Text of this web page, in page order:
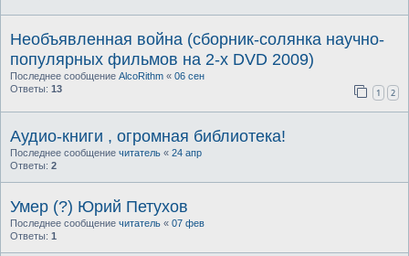
Необъявленная война (сборник-солянка научно-
популярных фильмов на 2-х DVD 2009)
Последнее сообщение AlcoRithm « 06 сен
Ответы: 13 1 2
Аудио-книги , огромная библиотека!
Последнее сообщение читатель « 24 апр
Ответы: 2
Умер (?) Юрий Петухов
Последнее сообщение читатель « 07 фев
Ответы: 1